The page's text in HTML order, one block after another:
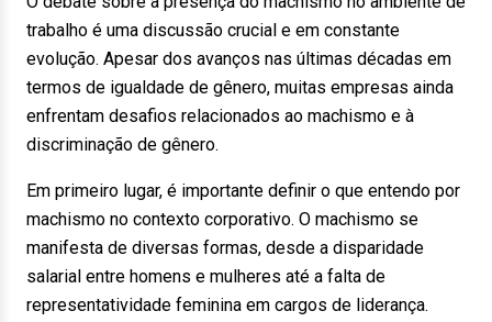
trabalho é uma discussão crucial e em constante
evolução. Apesar dos avanços nas últimas décadas em
termos de igualdade de gênero, muitas empresas ainda
enfrentam desafios relacionados ao machismo e à
discriminação de gênero.
Em primeiro lugar, é importante definir o que entendo por
machismo no contexto corporativo. O machismo se
manifesta de diversas formas, desde a disparidade
salarial entre homens e mulheres até a falta de
representatividade feminina em cargos de liderança.